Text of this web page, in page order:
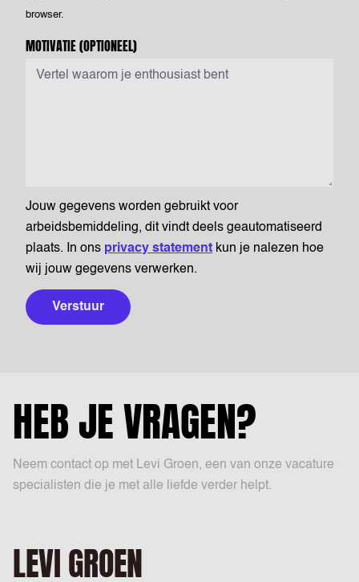
browser.
MOTIVATIE(OPTIONEEL)
Jouw gegevens worden gebruikt voor
arbeidsbemiddeling, dit vindt deels geautomatiseerd
plaats. In ons privacy statement kun je nalezen hoe
wij jouw gegevens verwerken.
Verstuur
HEB JE VRAGEN?
Neem contact op met Levi Groen, een van onze vacature
specialisten die je met alle liefde verder helpt.
LEVI GROEN